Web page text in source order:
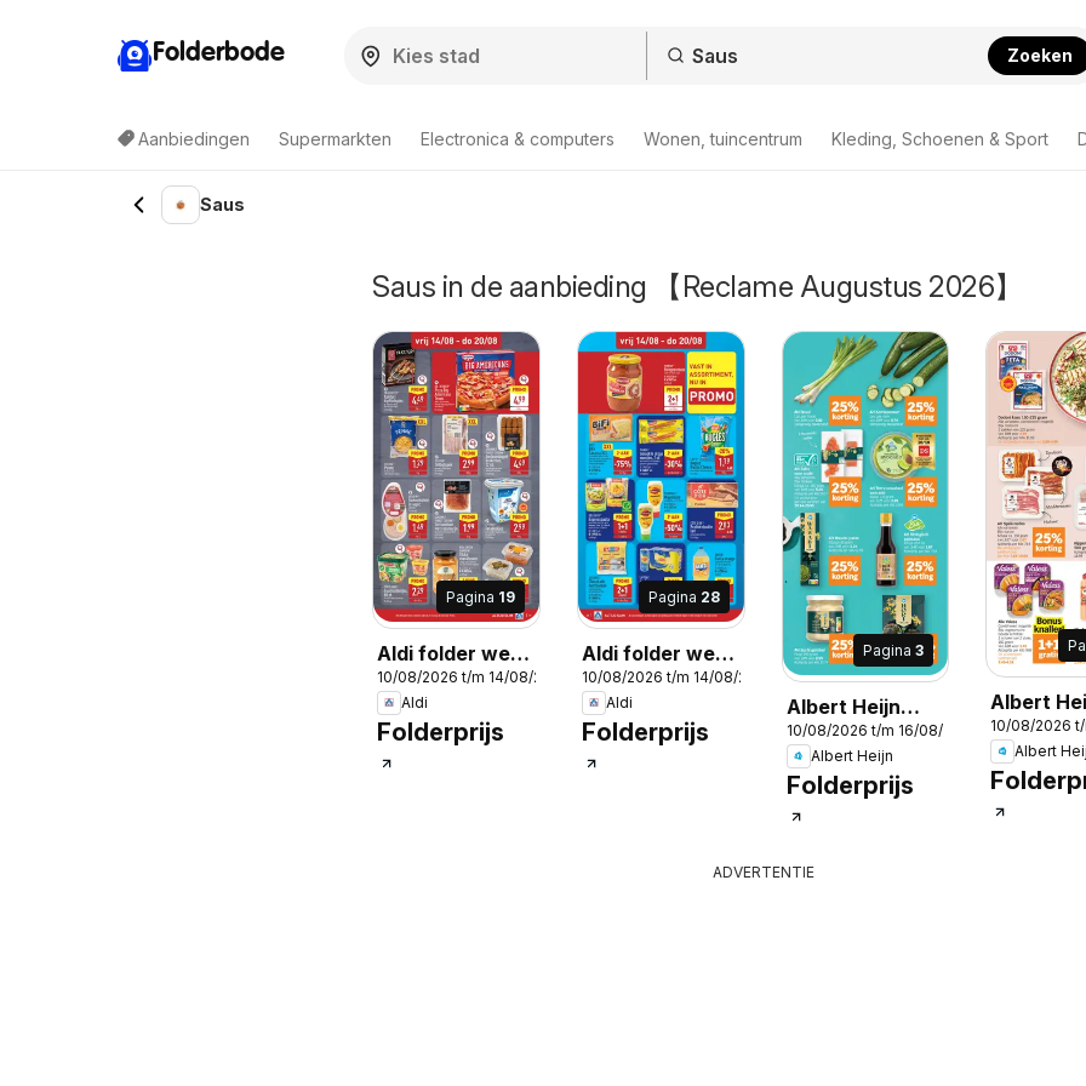
Folderbode Zoeken
Aanbiedingen Supermarkten Electronica & computers Wonen, tuincentrum Kleding, Schoenen & Sport
Saus
Saus in de aanbieding 【Reclame Augustus 2026】
Pagina 19
Aldi folder week
33
10/08/2026 t/m 14/08/2026
Aldi
Folderprijs
Pagina 28
Aldi folder week
33
10/08/2026 t/m 14/08/2026
Aldi
Folderprijs
Pagina3
Albert Heijn
Folder week /
de la semaine
33
10/08/2026 t/m 16/08/2026
Albert Heijn
Folderprijs
Albert
Folder
de la
33
10/08/2026 t/
Albert
ADVERTENTIE